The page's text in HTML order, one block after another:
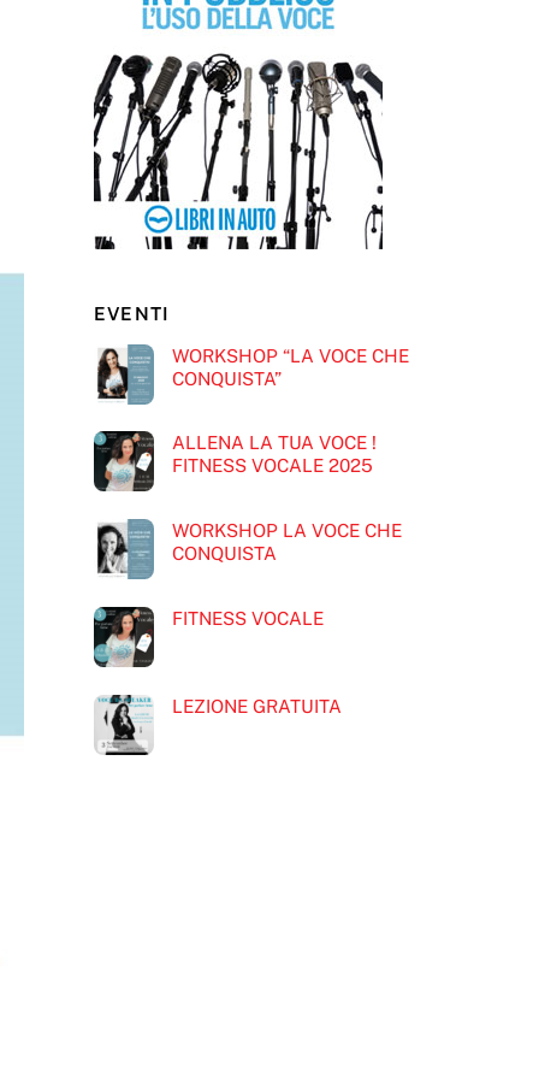
EVENTI
WORKSHOP “LA VOCE CHE
CONQUISTA”
ALLENA LA TUA VOCE !
FITNESS VOCALE 2025
WORKSHOP LA VOCE CHE
CONQUISTA
FITNESS VOCALE
LEZIONE GRATUITA